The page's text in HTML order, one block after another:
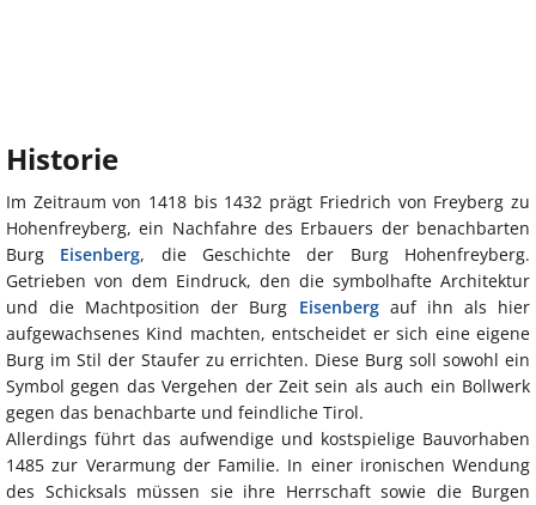
Historie
Im Zeitraum von 1418 bis 1432 prägt Friedrich von Freyberg zu
Hohenfreyberg, ein Nachfahre des Erbauers der benachbarten
Burg Eisenberg, die Geschichte der Burg Hohenfreyberg.
Getrieben von dem Eindruck, den die symbolhafte Architektur
und die Machtposition der Burg Eisenbergauf ihn als hier
aufgewachsenes Kind machten, entscheidet er sich eine eigene
Burg im Stil der Staufer zu errichten. Diese Burg soll sowohl ein
Symbol gegen das Vergehen der Zeit sein als auch ein Bollwerk
gegen das benachbarte und feindliche Tirol.
Allerdings führt das aufwendige und kostspielige Bauvorhaben
1485 zur Verarmung der Familie. In einer ironischen Wendung
des Schicksals müssen sie ihre Herrschaft sowie die Burgen